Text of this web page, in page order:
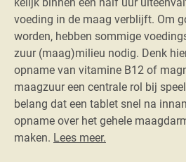
voeding in de maag verblijft. Om
worden, hebben sommige
zuur (maag)milieu nodig. Denk
opname van vitamine B12 of
maagzuur een centrale rol bij
belang dat een tablet snel na
opname over het gehele
maken. Lees meer.